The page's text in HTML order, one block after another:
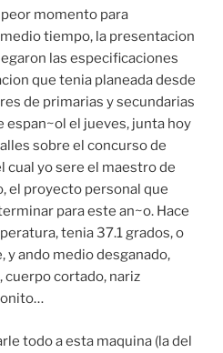
momento para
tiempo, la presentacion
las especificaciones
que tenia planeada desde
de primarias y secundarias
espan~ol el jueves, junta hoy
sobre el concurso de
cual yo sere el maestro de
el proyecto personal que
para este an~o. Hace
tenia 37.1 grados, o
y ando medio desganado,
cuerpo cortado, nariz
todo a esta maquina (la del